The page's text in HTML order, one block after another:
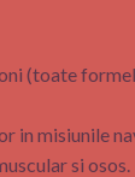
(toate
in misiunile
si osos.